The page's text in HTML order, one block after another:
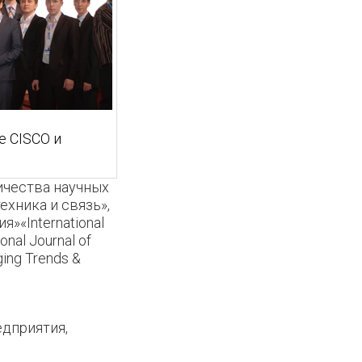
CISCO и
научных
и связь»,
Journal of
Trends &